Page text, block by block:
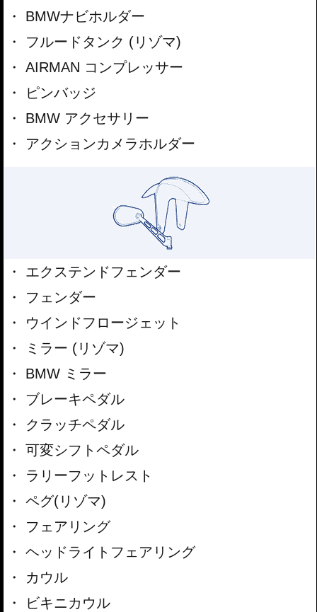
BMWナビホルダー
フルードタンク (リゾマ)
AIRMAN コンプレッサー
ピンバッジ
BMW アクセサリー
アクションカメラホルダー
エクステンドフェンダー
フェンダー
ウインドフロージェット
ミラー (リゾマ)
BMW ミラー
ブレーキペダル
クラッチペダル
可変シフトペダル
ラリーフットレスト
ペグ(リゾマ)
フェアリング
ヘッドライトフェアリング
カウル
ビキニカウル